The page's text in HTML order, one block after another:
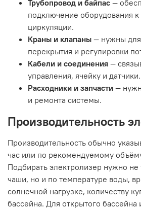
Трубопровод и байпас —
подключение оборудования к
циркуляции.
Краны и клапаны — нужны
перекрытия и регулировки
Кабели и соединения —
управления, ячейку и датчики.
Расходники и запчасти —
и ремонта системы.
Производительность
Производительность обычно
час или по рекомендуемому
Подбирать электролизер нужно
чаши, но и по температуре воды,
солнечной нагрузке, количеству
бассейна. Для открытого бассейна